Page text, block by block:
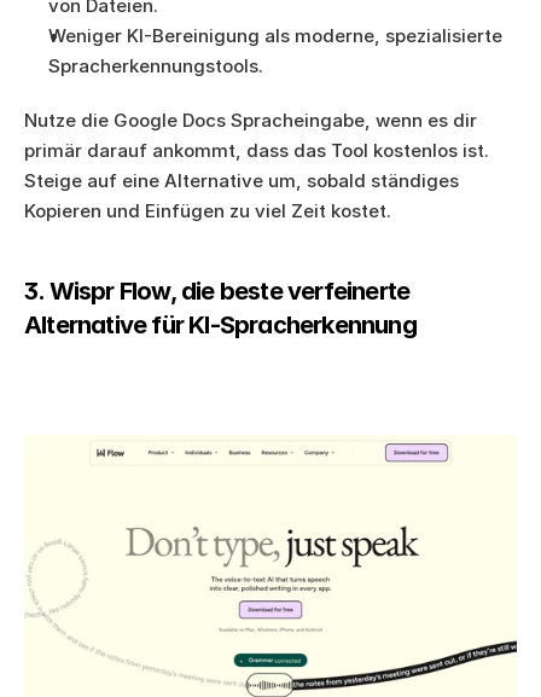
von Dateien.
Weniger KI-Bereinigung als moderne, spezialisierte
Spracherkennungstools.
Nutze die Google Docs Spracheingabe, wenn es dir
primär darauf ankommt, dass das Tool kostenlos ist.
Steige auf eine Alternative um, sobald ständiges
Kopieren und Einfügen zu viel Zeit kostet.
3. Wispr Flow, die beste verfeinerte
Alternative für KI-Spracherkennung